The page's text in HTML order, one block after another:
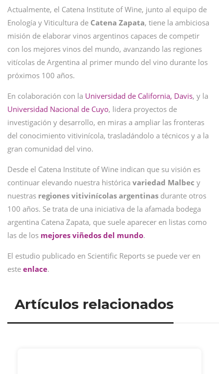
Actualmente, el Catena Institute of Wine, junto al equipo de
Enología y Viticultura de Catena Zapata, tiene la ambiciosa
misión de elaborar vinos argentinos capaces de competir
con los mejores vinos del mundo, avanzando las regiones
vitícolas de Argentina al primer mundo del vino durante los
próximos 100 años.
En colaboración con la Universidad de California, Davis, y la
Universidad Nacional de Cuyo, lidera proyectos de
investigación y desarrollo, en miras a ampliar las fronteras
del conocimiento vitivinícola, trasladándolo a técnicos y a la
gran comunidad del vino.
Desde el Catena Institute of Wine indican que su visión es
continuar elevando nuestra histórica variedad Malbec y
nuestras regiones vitivinícolas argentinas durante otros
100 años. Se trata de una iniciativa de la afamada bodega
argentina Catena Zapata, que suele aparecer en listas como
las de los mejores viñedos del mundo.
El estudio publicado en Scientific Reports se puede ver en
este enlace.
Artículos relacionados